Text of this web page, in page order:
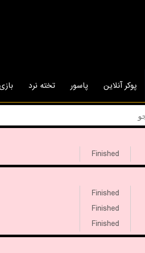
پوکر آنلاین پاسور تخته نرد
Finished
Finished
Finished
Finished